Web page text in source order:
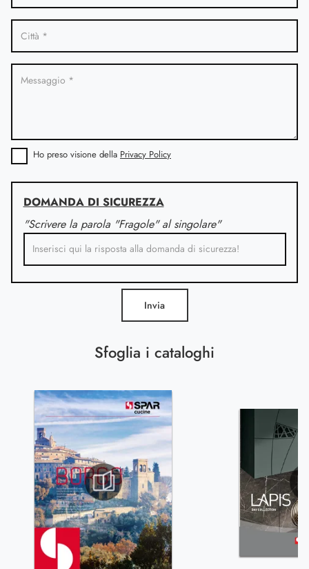
Sfoglia i cataloghi
Ho preso visione della Privacy Policy
DOMANDA DI SICUREZZA
"Scrivere la parola "Fragole" al singolare"
Invia